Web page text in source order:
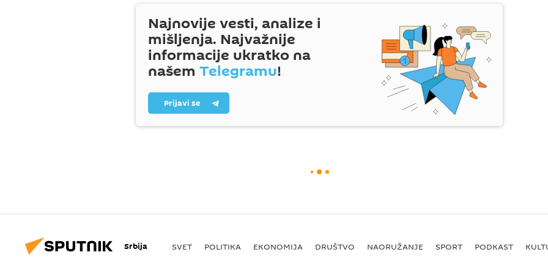
Najnovije vesti, analize i
mišljenja. Najvažnije
informacije ukratko na
našem Telegramu!
Prijavi se
Srbija SVET POLITIKA EKONOMIJA DRUŠTVO NAORUŽANJE SPORT PODKAST